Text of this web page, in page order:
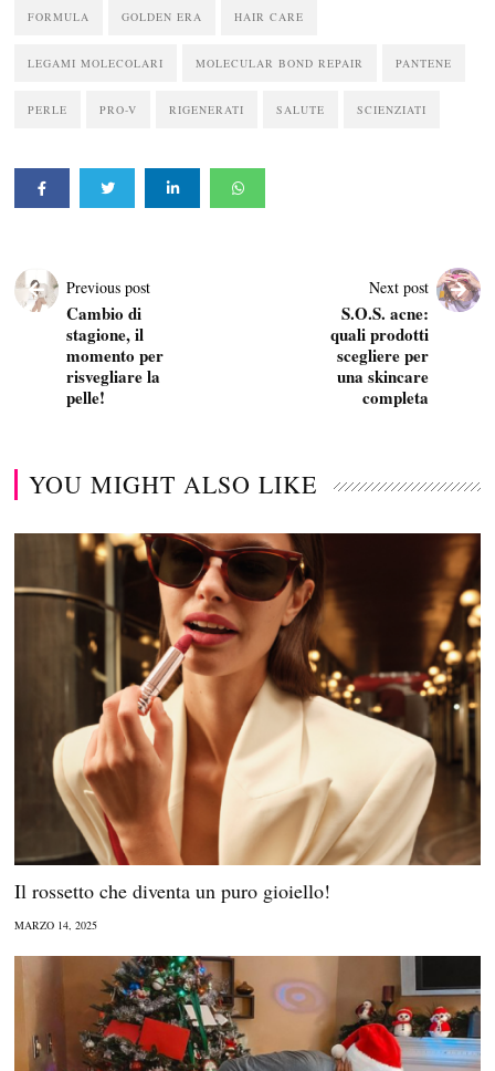
FORMULA GOLDEN ERA HAIR CARE
LEGAMI MOLECOLARI MOLECULAR BOND REPAIR PANTENE
PERLE PRO-V RIGENERATI SALUTE SCIENZIATI
Previous post
Cambio di
stagione, il
momento per
risvegliare la
pelle!
Next post
S.O.S. acne:
quali prodotti
scegliere per
una skincare
completa
YOU MIGHT ALSO LIKE
Il rossetto che diventa un puro gioiello!
MARZO 14, 2025